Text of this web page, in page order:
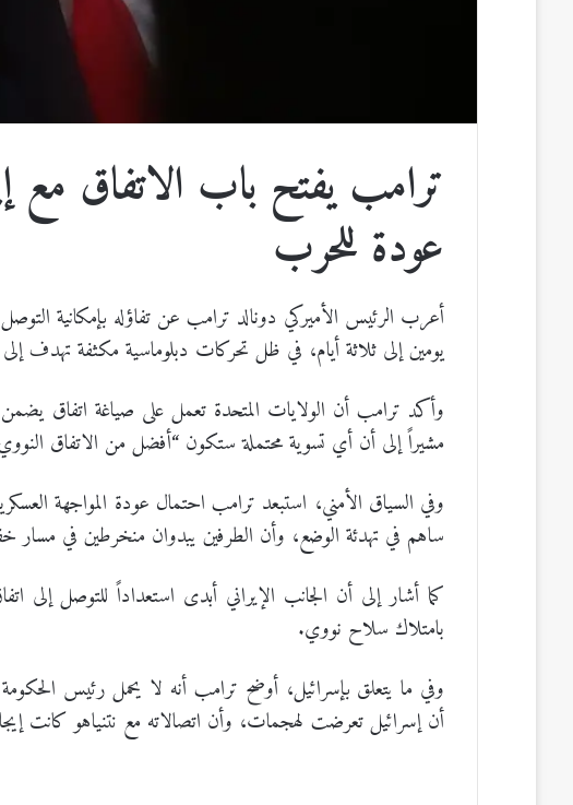
ترامب يفتح باب الاتفاق مع
عودة للحرب
أعرب الرئيس الأميركي دونالد ترامب عن تفاؤله بإمكانية
يومين إلى ثلاثة أيام، في ظل تحركات دبلوماسية مكثفة تهدف إلى
وأكد ترامب أن الولايات المتحدة تعمل على صياغة اتفاق
مشيراً إلى أن أي تسوية محتملة ستكون “أفضل من الاتفاق
وفي السياق الأمني، استبعد ترامب احتمال عودة المواجهة
ساهم في تهدئة الوضع، وأن الطرفين يبدوان منخرطين في
كما أشار إلى أن الجانب الإيراني أبدى استعداداً للتوصل
بامتلاك سلاح نووي.
وفي ما يتعلق بإسرائيل، أوضح ترامب أنه لا يحمل رئيس الحكومة
أن إسرائيل تعرضت لهجمات، وأن اتصالاته مع نتنياهو كانت